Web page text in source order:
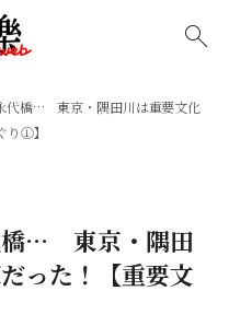
代橋… 東京・隅田川は重要文化
り①】
橋… 東京・隅田
った！【重要文